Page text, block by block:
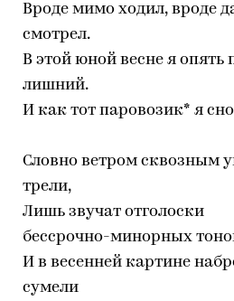
Вроде мимо ходил, вроде
смотрел.
В этой юной весне я опять
лишний.
И как тот паровозик* я
Словно ветром сквозным
трели,
Лишь звучат отголоски
бессрочно-минорных
И в весенней картине
сумели